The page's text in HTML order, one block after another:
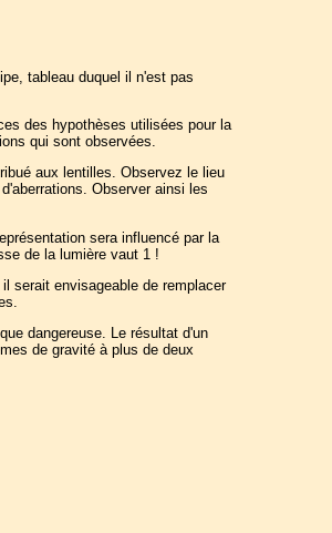
tableau duquel il n'est pas
des hypothèses utilisées pour la
qui sont observées.
aux lentilles. Observez le lieu
Observer ainsi les
sera influencé par la
de la lumière vaut 1 !
serait envisageable de remplacer
dangereuse. Le résultat d'un
de gravité à plus de deux